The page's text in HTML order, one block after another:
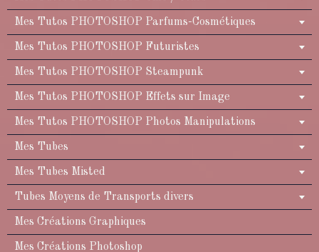
Mes Tutos PHOTOSHOP Parfums-Cosmétiques
Mes Tutos PHOTOSHOP Futuristes
Mes Tutos PHOTOSHOP Steampunk
Mes Tutos PHOTOSHOP Effets sur Image
Mes Tutos PHOTOSHOP Photos Manipulations
Mes Tubes
Mes Tubes Misted
Tubes Moyens de Transports divers
Mes Créations Graphiques
Mes Créations Photoshop